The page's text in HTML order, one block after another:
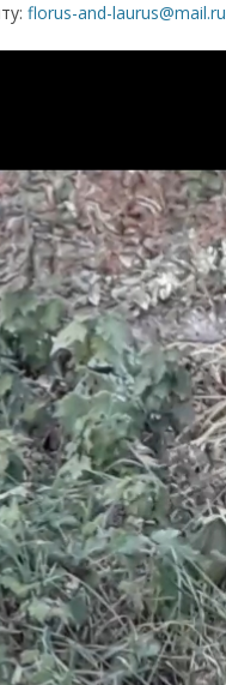
florus-and-laurus@mail.ru